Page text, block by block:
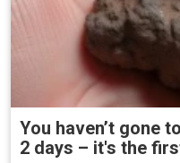
You haven’t gone
2 days – it's the